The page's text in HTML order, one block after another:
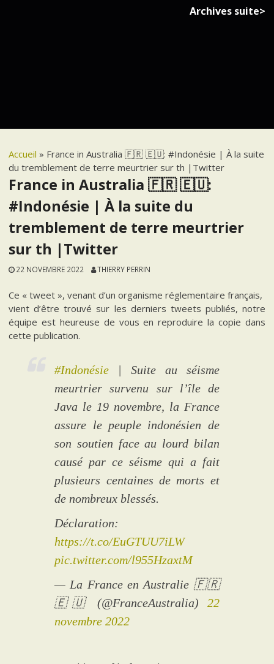
Archives suite>
Accueil » France in Australia 🇫🇷 🇪🇺: #Indonésie | À la suite
du tremblement de terre meurtrier sur th |Twitter
France in Australia 🇫🇷 🇪🇺:
#Indonésie | À la suite du
tremblement de terre meurtrier
sur th |Twitter
22 NOVEMBRE 2022 THIERRY PERRIN
Ce « tweet », venant d’un organisme réglementaire français,
vient d’être trouvé sur les derniers tweets publiés, notre
équipe est heureuse de vous en reproduire la copie dans
cette publication.
#Indonésie | Suite au séisme
meurtrier survenu sur l’île de
Java le 19 novembre, la France
assure le peuple indonésien de
son soutien face au lourd bilan
causé par ce séisme qui a fait
plusieurs centaines de morts et
de nombreux blessés.
Déclaration:
https://t.co/EuGTUU7iLW
pic.twitter.com/l955HzaxtM
— La France en Australie 🇫🇷
🇪🇺 (@FranceAustralia) 22
novembre 2022